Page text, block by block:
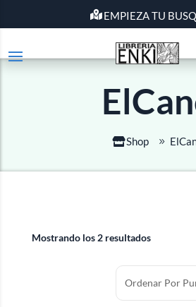
EMPIEZA TU
Shop
Mostrando los 2 resultados